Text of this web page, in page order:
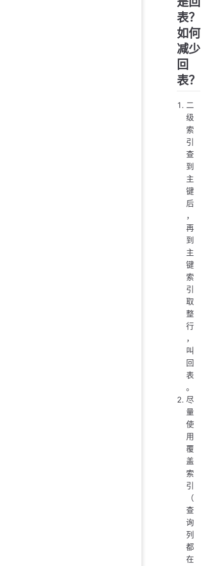
表？
如何
减少
回
表？
二
级
索
引
查
到
主
键
后
，
再
到
主
键
索
引
取
整
行
，
叫
回
表
。
尽
量
使
用
覆
盖
索
引
（
查
询
列
都
在